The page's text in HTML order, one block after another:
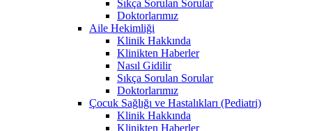
Sıkça Sorulan Sorular
Doktorlarımız
Aile Hekimliği
Klinik Hakkında
Klinikten Haberler
Nasıl Gidilir
Sıkça Sorulan Sorular
Doktorlarımız
Çocuk Sağlığı ve Hastalıkları (Pediatri)
Klinik Hakkında
Klinikten Haberler